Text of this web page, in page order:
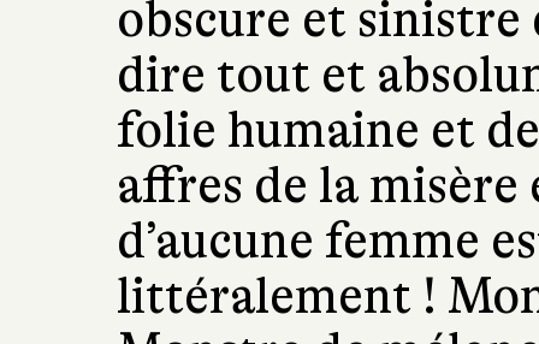
obscure et sinistre
dire tout et
folie humaine et
affres de la misère
d’aucune femme
littéralement !